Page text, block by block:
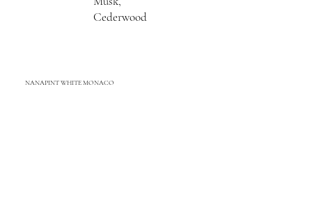
Cederwood
NANAPINT WHITE MONACO